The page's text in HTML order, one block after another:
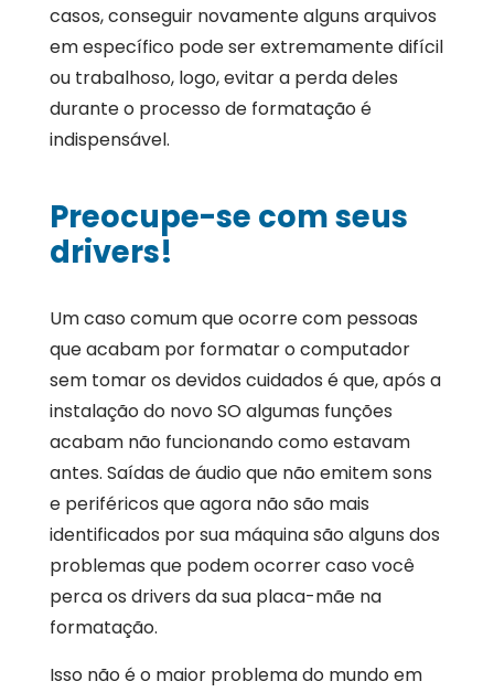
casos, conseguir novamente alguns arquivos
em específico pode ser extremamente difícil
ou trabalhoso, logo, evitar a perda deles
durante o processo de formatação é
indispensável.
Preocupe-se com seus
drivers!
Um caso comum que ocorre com pessoas
que acabam por formatar o computador
sem tomar os devidos cuidados é que, após a
instalação do novo SO algumas funções
acabam não funcionando como estavam
antes. Saídas de áudio que não emitem sons
e periféricos que agora não são mais
identificados por sua máquina são alguns dos
problemas que podem ocorrer caso você
perca os drivers da sua placa-mãe na
formatação.
Isso não é o maior problema do mundo em